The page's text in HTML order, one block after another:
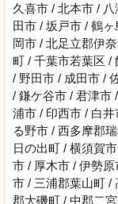
久喜市 / 北本市 /
田市 / 坂戸市 / 鶴
岡市 / 北足立郡伊
町 / 千葉市若葉区 /
/ 野田市 / 成田市 /
/ 鎌ケ谷市 / 君津市
浦市 / 印西市 / 白井
る野市 / 西多摩郡
日の出町 / 横須賀
市 / 厚木市 / 伊勢
市 / 三浦郡葉山町 /
郡大磯町 / 中郡二